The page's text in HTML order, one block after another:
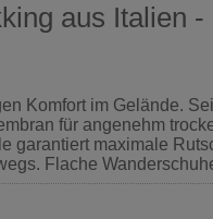
aus Italien -
Komfort im Gelände.
für angenehm
garantiert maximale
Flache